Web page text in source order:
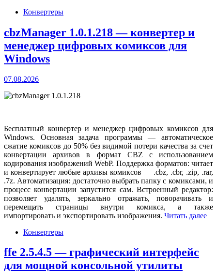
Конвертеры
cbzManager 1.0.1.218 — конвертер и
менеджер цифровых комиксов для
Windows
07.08.2026
Бесплатный конвертер и менеджер цифровых комиксов для
Windows. Основная задача программы — автоматическое
сжатие комиксов до 50% без видимой потери качества за счет
конвертации архивов в формат CBZ с использованием
кодирования изображений WebP. Поддержка форматов: читает
и конвертирует любые архивы комиксов — .cbz, .cbr, .zip, .rar,
.7z. Автоматизация: достаточно выбрать папку с комиксами, и
процесс конвертации запустится сам. Встроенный редактор:
позволяет удалять, зеркально отражать, поворачивать и
перемещать страницы внутри комикса, а также
импортировать и экспортировать изображения. Читать далее
Конвертеры
ffe 2.5.4.5 — графический интерфейс
для мощной консольной утилиты